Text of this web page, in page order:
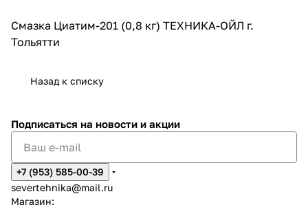
Смазка Циатим-201 (0,8 кг) ТЕХНИКА-ОЙЛ г.
Тольятти
Назад к списку
Подписаться на новости и акции
+7 (953) 585-00-39
severtehnika@mail.ru
Магазин: